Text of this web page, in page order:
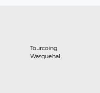
Tourcoing
Wasquehal